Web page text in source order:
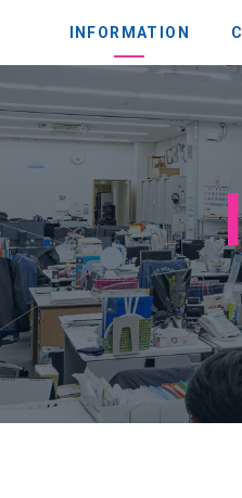
INFORMATION